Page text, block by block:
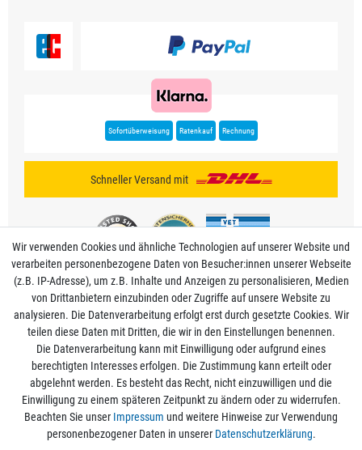
Sofortüberweisung Ratenkauf Rechnung
Schneller Versand mit
Mein Konto
Informationen
Rechtliche Angaben
Wir verwenden Cookies und ähnliche Technologien auf unserer Website und
verarbeiten personenbezogene Daten von Besucher:innen unserer Webseite
(z.B. IP-Adresse), um z.B. Inhalte und Anzeigen zu personalisieren, Medien
von Drittanbietern einzubinden oder Zugriffe auf unsere Website zu
analysieren. Die Datenverarbeitung erfolgt erst durch gesetzte Cookies. Wir
teilen diese Daten mit Dritten, die wir in den Einstellungen benennen.
Die Datenverarbeitung kann mit Einwilligung oder aufgrund eines
berechtigten Interesses erfolgen. Die Zustimmung kann erteilt oder
abgelehnt werden. Es besteht das Recht, nicht einzuwilligen und die
Einwilligung zu einem späteren Zeitpunkt zu ändern oder zu widerrufen.
Beachten Sie unser Impressum und weitere Hinweise zur Verwendung
personenbezogener Daten in unserer Daten­schutz­erklärung.